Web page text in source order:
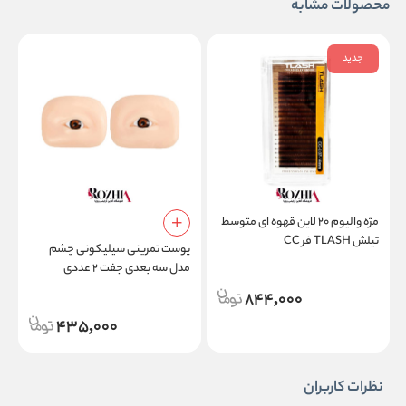
محصولات مشابه
جدید
مژه والیوم ۲۰ لاین قهوه ای متوسط
تیلش TLASH فر CC
844,000
پوست تمرینی سیلیکونی چشم
مدل سه بعدی جفت ۲ عددی
435,000
نظرات کاربران